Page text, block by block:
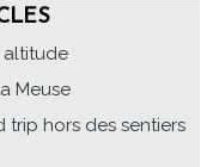
altitude
Meuse
trip hors des sentiers